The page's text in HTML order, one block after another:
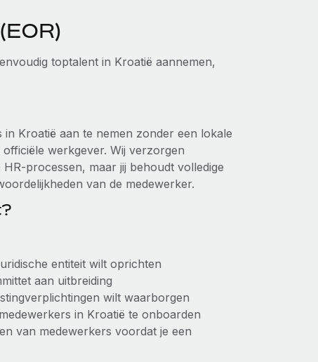
toptalent in Kroatië aannemen,
in Kroatië aan te nemen zonder een lokale
werkgever. Wij verzorgen
processen, maar jij behoudt volledige
van de medewerker.
entiteit wilt oprichten
aan uitbreiding
wilt waarborgen
in Kroatië te onboarden
van medewerkers voordat je een